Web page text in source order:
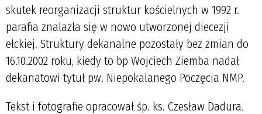
skutek reorganizacji struktur kościelnych w 1992 r.
parafia znalazła się w nowo utworzonej diecezji
ełckiej. Struktury dekanalne pozostały bez zmian do
16.10.2002 roku, kiedy to bp Wojciech Ziemba nadał
dekanatowi tytuł pw. Niepokalanego Poczęcia NMP.
Tekst i fotografie opracował śp. ks. Czesław Dadura.